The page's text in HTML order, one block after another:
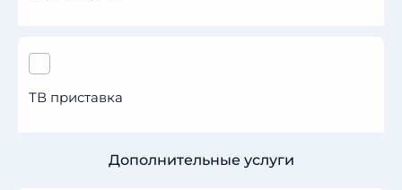
ТВ приставка
Дополнительные услуги